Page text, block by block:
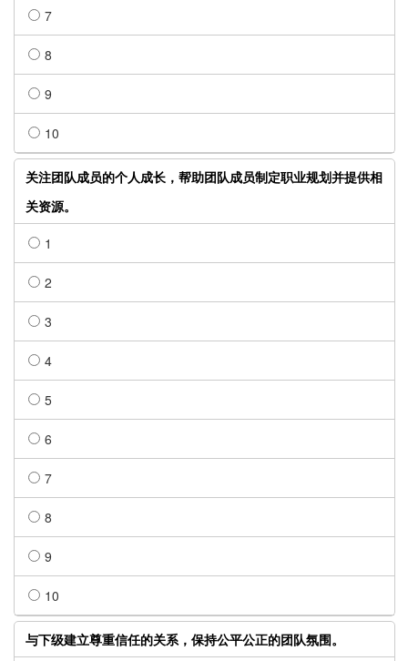
7
8
9
10
关注团队成员的个人成长，帮助团队成员制定职业规划并提供相
关资源。
1
2
3
4
5
6
7
8
9
10
与下级建立尊重信任的关系，保持公平公正的团队氛围。